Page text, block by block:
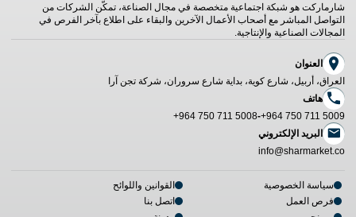
شارماركت هو شبكة اجتماعية متخصصة في مجال الصناعة، تمكّن الشركات من
التواصل المباشر مع أصحاب الأعمال الآخرين والبقاء على اطلاع بآخر الفرص في
المجالات الصناعية والإنتاجية.
العنوان
العراق، أربيل، شارع كوية، بداية شارع سروران، شركة تجن آرا
هاتف
+964 750 711 5009
-
+964 750 711 5008
البريد الإلكتروني
info@sharmarket.co
سياسة الخصوصية
القوانين واللوائح
فرص العمل
اتصل بنا